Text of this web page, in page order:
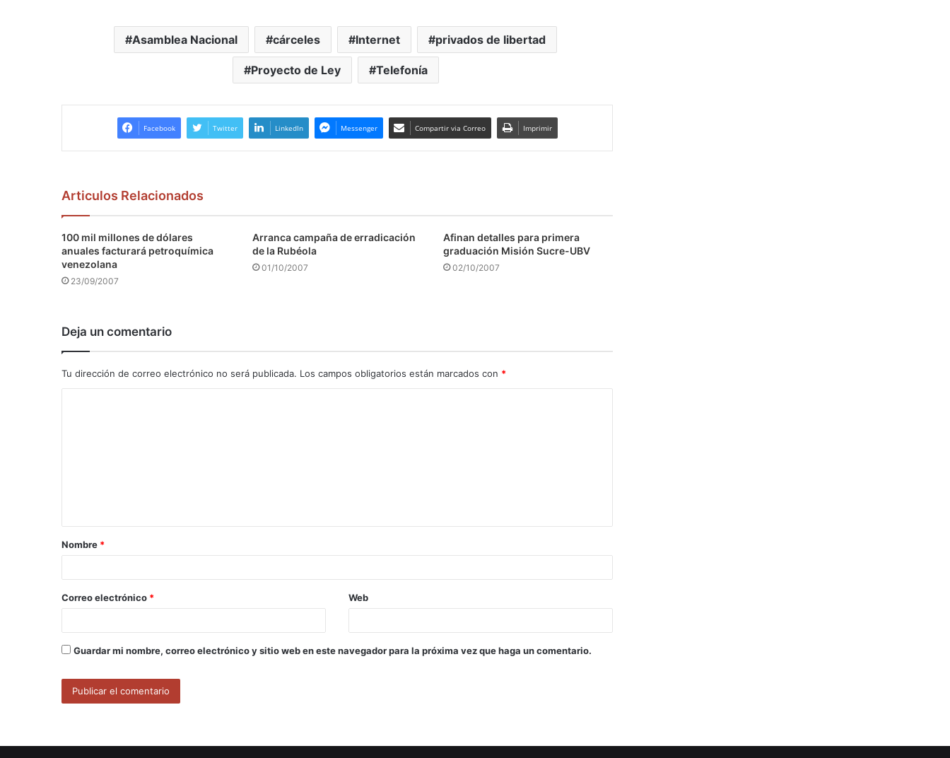
Asamblea Nacional cárceles Internet privados de libertad
Proyecto de Ley Telefonía
Facebook Twitter LinkedIn Messenger Compartir via Correo Imprimir
Articulos Relacionados
100 mil millones de dólares
anuales facturará petroquímica
venezolana
23/09/2007
Arranca campaña de erradicación
de la Rubéola
01/10/2007
Afinan detalles para primera
graduación Misión Sucre-UBV
02/10/2007
Deja un comentario
Tu dirección de correo electrónico no será publicada. Los campos obligatorios están marcados con *
a
r
*
Nombre *
Correo electrónico * Web
Guardar mi nombre, correo electrónico y sitio web en este navegador para la próxima vez que haga un comentario.